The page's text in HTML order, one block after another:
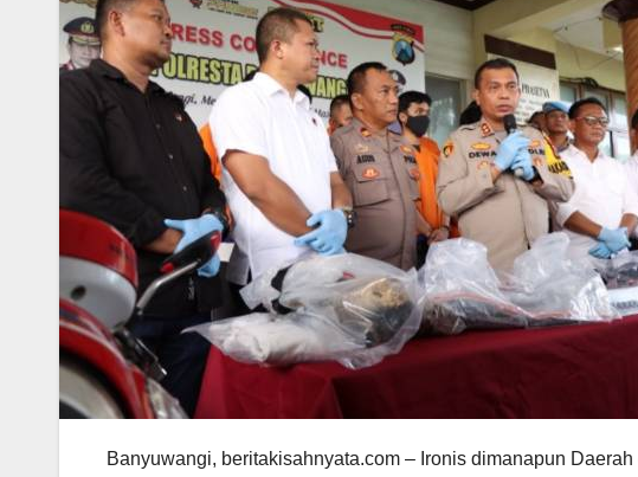
Banyuwangi, beritakisahnyata.com – Ironis dimanapun